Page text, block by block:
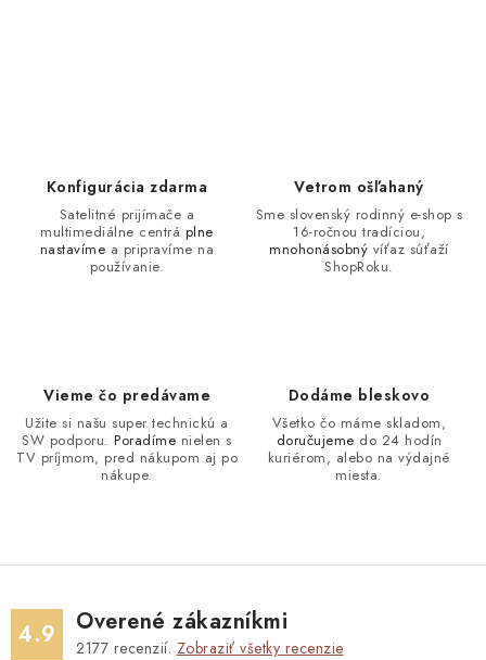
Konfigurácia zdarma
Satelitné prijímače a
multimediálne centrá plne
nastavíme a pripravíme na
používanie.
Vetrom ošľahaný
Sme slovenský rodinný e-shop s
16-ročnou tradíciou,
mnohonásobný víťaz súťaží
ShopRoku.
Vieme čo predávame
Užite si našu super technickú a
SW podporu. Poradíme nielen s
TV príjmom, pred nákupom aj po
nákupe.
Dodáme bleskovo
Všetko čo máme skladom,
doručujeme do 24 hodín
kuriérom, alebo na výdajné
miesta.
4.9 Overené zákazníkmi
2177 recenzií. Zobraziť všetky recenzie